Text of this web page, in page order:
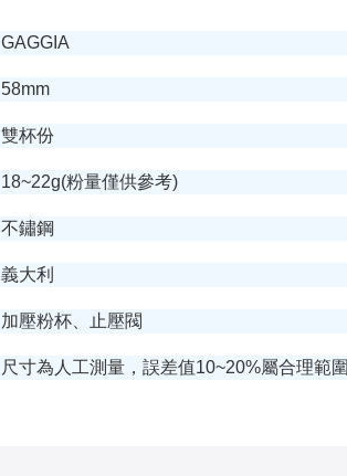
GAGGIA
58mm
雙杯份
18~22g(粉量僅供參考)
不鏽鋼
義大利
加壓粉杯、止壓閥
尺寸為人工測量，誤差值10~20%屬合理範圍